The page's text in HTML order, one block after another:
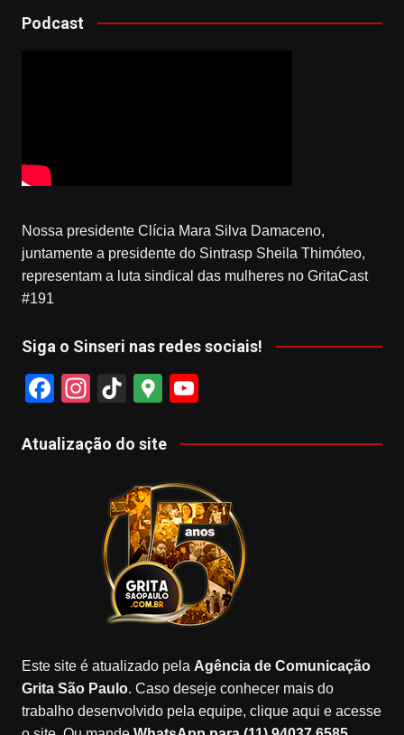
Podcast
Nossa presidente Clícia Mara Silva Damaceno,
juntamente a presidente do Sintrasp Sheila Thimóteo,
representam a luta sindical das mulheres no GritaCast
#191
Siga o Sinseri nas redes sociais!
F
c
In
a
m
Ti
T
k
G
o
gl
e
M
a
p
s
Y
u
u
b
e
Atualização do site
Este site é atualizado pela Agência de Comunicação
Grita São Paulo. Caso deseje conhecer mais do
trabalho desenvolvido pela equipe, clique aqui e acesse